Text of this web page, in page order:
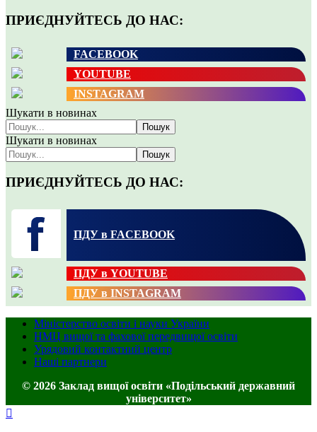
ПРИЄДНУЙТЕСЬ ДО НАС:
FACEBOOK
YOUTUBE
INSTAGRAM
Шукати в новинах
Пошук
Шукати в новинах
Пошук
ПРИЄДНУЙТЕСЬ ДО НАС:
ПДУ в FACEBOOK
ПДУ в YOUTUBE
ПДУ в INSTAGRAM
Міністерство освіти і науки України
НМЦ вищої та фахової передвищої освіти
Урядовий контактний центр
Наші партнери
© 2026 Заклад вищої освіти «Подільський державний
університет»